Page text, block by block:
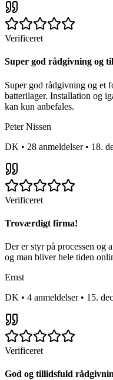
Verificeret
Super god rådgivning og
Super god rådgivning og et
batterilager. Installation og
kan kun anbefales.
Peter Nissen
DK • 28 anmeldelser• 18.
Verificeret
Troværdigt firma!
Der er styr på processen og
og man bliver hele tiden
Ernst
DK • 4 anmeldelser• 15.
Verificeret
God og tillidsfuld